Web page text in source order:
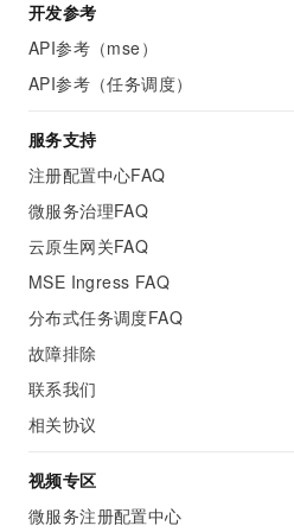
开发参考
API参考（mse）
API参考（任务调度）
服务支持
注册配置中心FAQ
微服务治理FAQ
云原生网关FAQ
MSE Ingress FAQ
分布式任务调度FAQ
故障排除
联系我们
相关协议
视频专区
微服务注册配置中心